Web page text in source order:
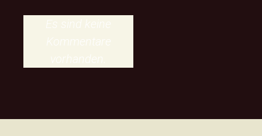
Es sind keine
Kommentare
vorhanden.